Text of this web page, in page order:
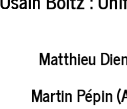
Matthieu
Martin Pépin